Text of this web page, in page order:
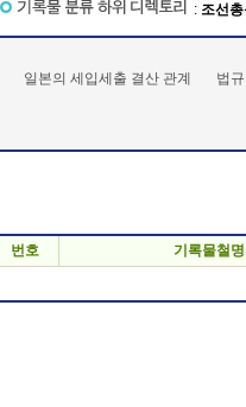
: 조선
일본의 세입세출 결산 관계 법
번호 기록물철명